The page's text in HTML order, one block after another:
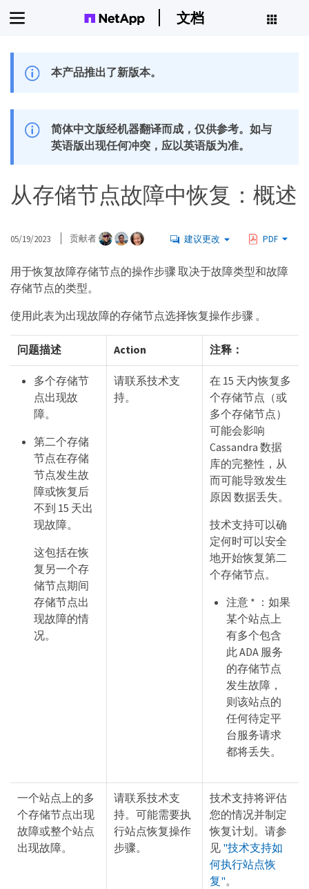
文档
本产品推出了新版本。
简体中文版经机器翻译而成，仅供参考。如与
英语版出现任何冲突，应以英语版为准。
从存储节点故障中恢复：概述
05/19/2023 贡献者 建议更改 PDF
用于恢复故障存储节点的操作步骤 取决于故障类型和故障
存储节点的类型。
使用此表为出现故障的存储节点选择恢复操作步骤 。
问题描述 Action 注释：
多个存储节
点出现故
障。
第二个存储
节点在存储
节点发生故
障或恢复后
不到 15 天出
现故障。
这包括在恢
复另一个存
储节点期间
存储节点出
现故障的情
况。
请联系技术支
持。
在 15 天内恢复多
个存储节点（或
多个存储节点）
可能会影响
Cassandra 数据
库的完整性，从
而可能导致发生
原因 数据丢失。
技术支持可以确
定何时可以安全
地开始恢复第二
个存储节点。
注意 * ：如果
某个站点上
有多个包含
此 ADA 服务
的存储节点
发生故障，
则该站点的
任何待定平
台服务请求
都将丢失。
一个站点上的多
个存储节点出现
故障或整个站点
出现故障。
请联系技术支
持。可能需要执
行站点恢复操作
步骤。
技术支持将评估
您的情况并制定
恢复计划。请参
见 "技术支持如
何执行站点恢
复"。